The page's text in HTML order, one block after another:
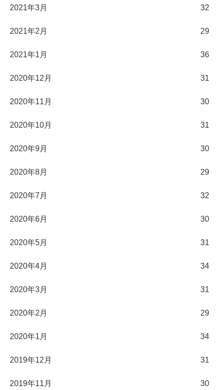
2021年3月 32
2021年2月 29
2021年1月 36
2020年12月 31
2020年11月 30
2020年10月 31
2020年9月 30
2020年8月 29
2020年7月 32
2020年6月 30
2020年5月 31
2020年4月 34
2020年3月 31
2020年2月 29
2020年1月 34
2019年12月 31
2019年11月 30